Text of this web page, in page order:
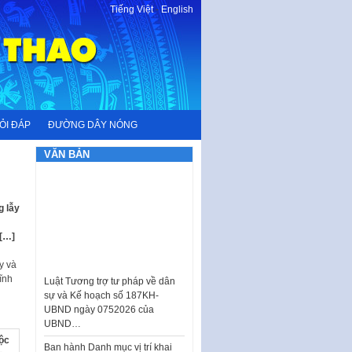
Tiếng Việt-English
ĐÁP ĐƯỜNG DÂY NÓNG
lẫy
[…]
và
VĂN BẢN
sự và Kế hoạch số 187KH-
UBND ngày 0752026 của
UBND…
thác quảng cáo trên địa bàn